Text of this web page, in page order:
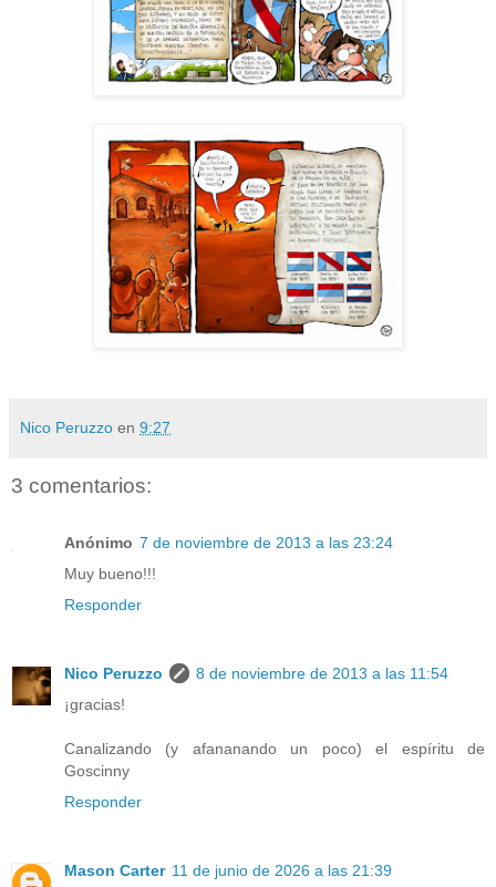
Nico Peruzzo en 9:27
3 comentarios:
Anónimo 7 de noviembre de 2013 a las 23:24
Muy bueno!!!
Responder
Nico Peruzzo
8 de noviembre de 2013 a las 11:54
¡gracias!
Canalizando (y afananando un poco) el espíritu de
Goscinny
Responder
Mason Carter 11 de junio de 2026 a las 21:39